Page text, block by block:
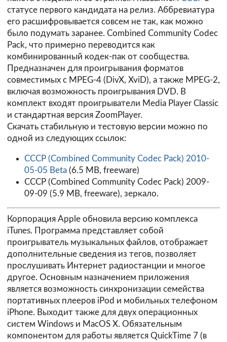
статусе первого кандидата на релиз. Аббревиатура
его расшифровывается совсем не так, как можно
было подумать заранее. Combined Community Codec
Pack, что примерно переводится как
комбинированный кодек-пак от сообщества.
Предназначен для проигрывания форматов
совместимых с MPEG-4 (DivX, XviD), а также MPEG-2,
включая возможность проигрывания DVD. В
комплект входят проигрыватели Media Player Classic
и стандартная версия ZoomPlayer.
Скачать стабильную и тестовую версии можно по
одной из следующих ссылок:
CCCP (Combined Community Codec Pack) 2010-
05-05 Beta(6.5 MB, freeware)
CCCP (Combined Community Codec Pack) 2009-
09-09 (5.9 MB, freeware), зеркало.
Корпорация Apple обновила версию комплекса
iTunes. Программа представляет собой
проигрыватель музыкальных файлов, отображает
дополнительные сведения из тегов, позволяет
прослушивать Интернет радиостанции и многое
другое. Основным назначением приложения
является возможность синхронизации семейства
портативных плееров iPod и мобильных телефоном
iPhone. Выходит также для двух операционных
систем Windows и MacOS X. Обязательным
компонентом для работы является QuickTime 7 (в